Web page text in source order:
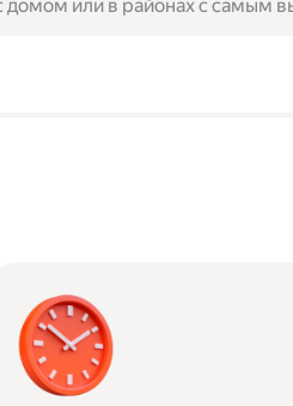
домом или в районах с самым